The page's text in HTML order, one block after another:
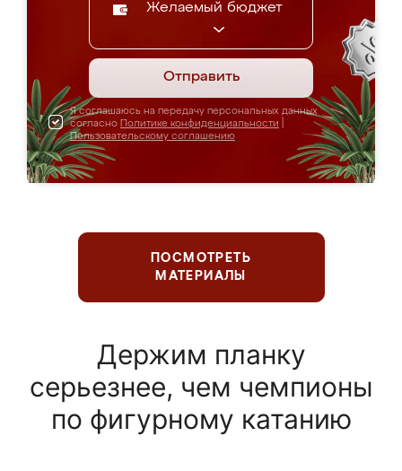
Желаемый бюджет
Отправить
Я соглашаюсь на передачу персональных данных
согласно Политике конфиденциальности
Пользовательскому соглашению
ПОСМОТРЕТЬ
МАТЕРИАЛЫ
Держим планку
серьезнее, чем чемпионы
по фигурному катанию